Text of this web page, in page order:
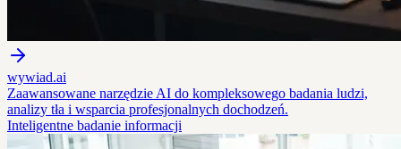
wywiad.ai
Zaawansowane narzędzie AI do kompleksowego badania ludzi,
analizy tła i wsparcia profesjonalnych dochodzeń.
Inteligentne badanie informacji